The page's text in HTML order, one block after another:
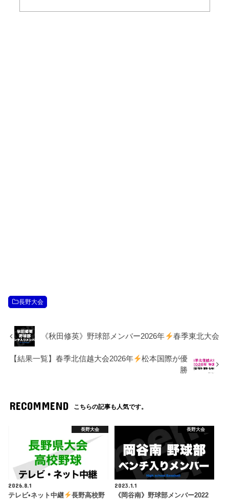
長野大会
《秋田修英》野球部メンバー2026年 春季東北大会
【結果一覧】春季北信越大会2026年
松本国際が優
勝
RECOMMEND こちらの記事も人気です。
長野大会
2026.8.1
テレビ•ネット中継
長野高校野
長野大会
2023.1.1
《岡谷南》野球部メンバー2022